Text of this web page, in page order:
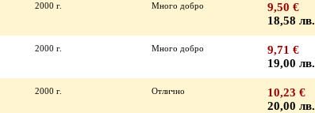
2000 г. Много добро
9,50 €
18,58 лв.
2000 г. Много добро
9,71 €
19,00 лв.
2000 г. Отлично
10,23 €
20,00 лв.